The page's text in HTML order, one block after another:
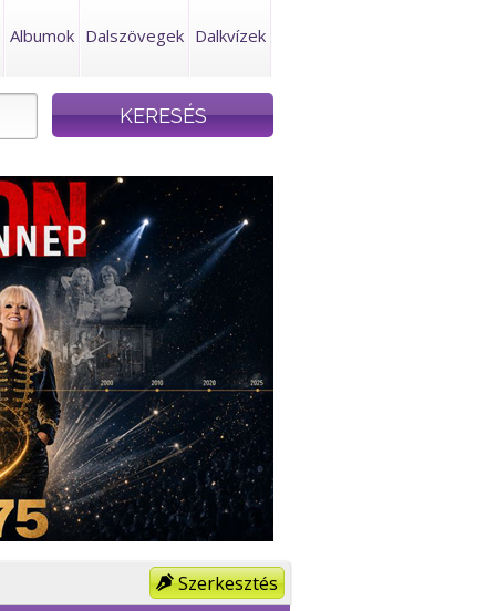
Albumok Dalszövegek Dalkvízek
Szerkesztés